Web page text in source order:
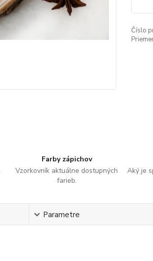
Číslo
Farby zápichov
Vzorkovník aktuálne dostupných
farieb.
Aký je
Parametre